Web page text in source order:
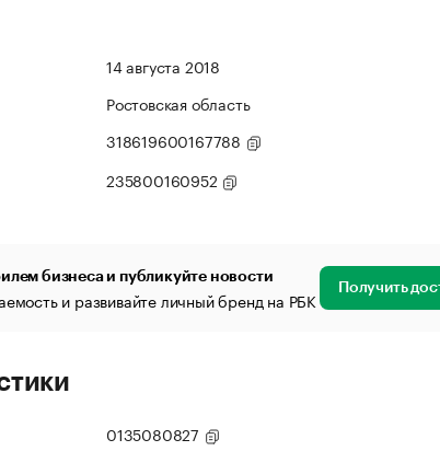
14 августа 2018
Ростовская область
318619600167788
235800160952
бизнеса и публикуйте новости
и развивайте личный бренд на РБК Получить
0135080827